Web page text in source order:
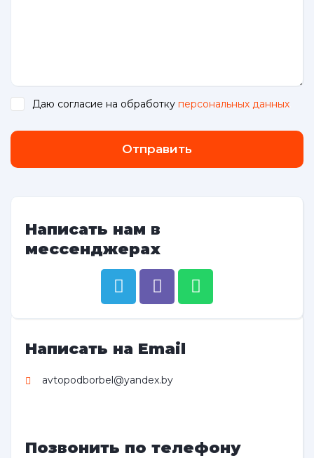
Даю согласие на обработку персональных данных
Отправить
Написать нам в
мессенджерах
Написать на Email
avtopodborbel@yandex.by
Позвонить по телефону